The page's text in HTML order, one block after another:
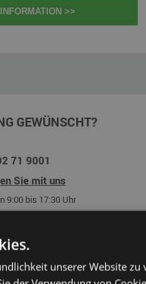
>>
GEWÜNSCHT?
71 9001
Sie mit uns
9:00 bis 17:30 Uhr
unserer Website zu